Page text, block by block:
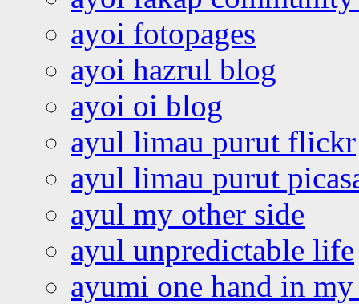
ayoi fotopages
ayoi hazrul blog
ayoi oi blog
ayul limau purut flickr
ayul limau purut
ayul my other side
ayul unpredictable life
ayumi one hand in